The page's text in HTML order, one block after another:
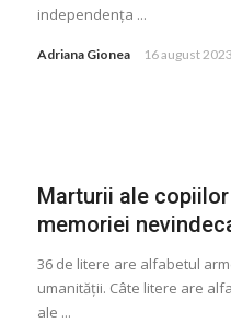
independenţa ...
Adriana Gionea 16 august 2023
Marturii ale
memoriei
36 de litere are alfabetul
umanităţii. Câte litere are
ale ...